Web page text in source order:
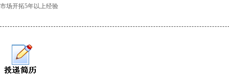
市场开拓5年以上经验